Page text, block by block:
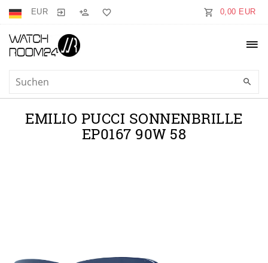
EUR 0,00 EUR
EMILIO PUCCI SONNENBRILLE
EP0167 90W 58